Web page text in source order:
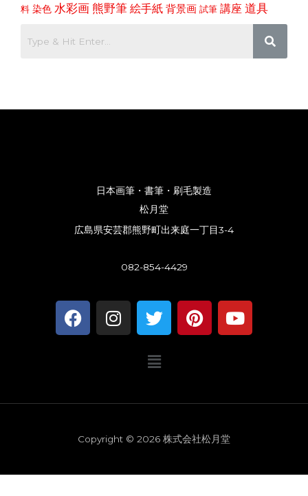
料 染色 水彩画 熊野筆 絵手紙 背景画 試筆 講座 道具
日本画筆・書筆・刷毛製造
松月堂
広島県安芸郡熊野町出来庭一丁目3-4
082-854-4429
F
a
I
n
m
T
w
t
P
i
s
t
Y
o
メ
ニ
ー
Copyright © 2026 株式会社松月堂